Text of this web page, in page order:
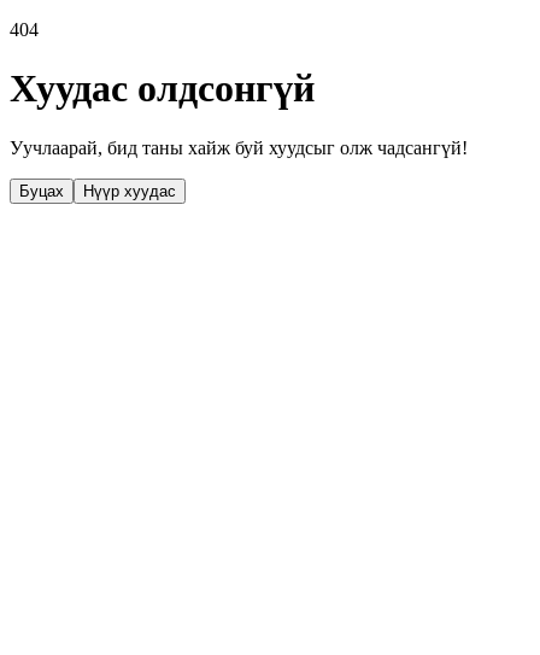
404
Хуудас олдсонгүй
Уучлаарай, бид таны хайж буй хуудсыг олж чадсангүй!
Буцах Нүүр хуудас